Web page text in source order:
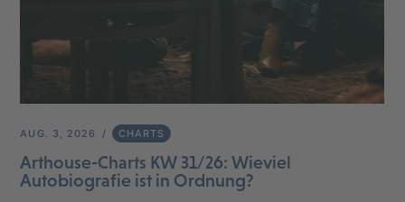
AUG. 3, 2026 CHARTS
Arthouse-Charts KW 31/26: Wieviel
Autobiografie ist in Ordnung?